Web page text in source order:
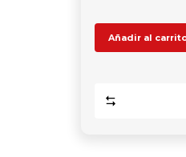
Añadir al